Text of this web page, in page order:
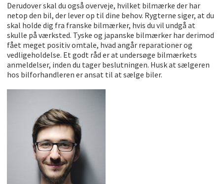
Derudover skal du også overveje, hvilket bilmærke der har
netop den bil, der lever op til dine behov. Rygterne siger, at du
skal holde dig fra franske bilmærker, hvis du vil undgå at
skulle på værksted. Tyske og japanske bilmærker har derimod
fået meget positiv omtale, hvad angår reparationer og
vedligeholdelse. Et godt råd er at undersøge bilmærkets
anmeldelser, inden du tager beslutningen. Husk at sælgeren
hos bilforhandleren er ansat til at sælge biler.